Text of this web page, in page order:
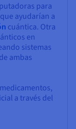
para
ayudarían a
cuántica. Otra
en
sistemas
ambas
a través del